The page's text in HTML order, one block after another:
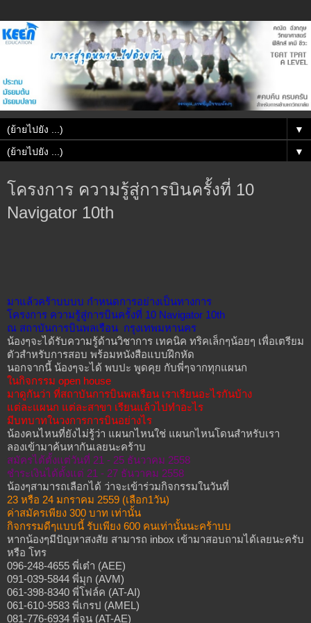
▼
▼
โครงการ ความรู้สู่การบินครั้งที่ 10
Navigator 10th
มาแล้วคร้าบบบบ กำหนดการอย่างเป็นทางการ
โครงการ ความรู้สู่การบินครั้งที่ 10 Navigator 10th
ณ สถาบันการบินพลเรือน กรุงเทพมหานคร
น้องๆจะได้รับความรู้ด้านวิชาการ เทคนิค ทริคเล็กๆน้อยๆ เพื่อเตรียม
ตัวสำหรับการสอบ พร้อมหนังสือแบบฝึกหัด
นอกจากนี้ น้องๆจะได้ พบปะ พูดคุย กับพี่ๆจากทุกแผนก
ในกิจกรรม open house
มาดูกันว่า ที่สถาบันการบินพลเรือน เราเรียนอะไรกันบ้าง
แต่ละแผนก แต่ละสาขา เรียนแล้วไปทำอะไร
มีบทบาทในวงการการบินอย่างไร
น้องคนไหนที่ยังไม่รู้ว่า แผนกไหนใช่ แผนกไหนโดนสำหรับเรา
ลองเข้ามาค้นหากันเลยนะคร้าบ
สมัครได้ตั้งแต่วันที่ 21 - 25 ธันวาคม 2558
ชำระเงินได้ตั้งแต่ 21 - 27 ธันวาคม 2558
น้องๆสามารถเลือกได้ ว่าจะเข้าร่วมกิจกรรมในวันที่
23 หรือ 24 มกราคม 2559 (เลือก1วัน)
ค่าสมัครเพียง 300 บาท เท่านั้น
กิจกรรมดีๆแบบนี้ รับเพียง 600 คนเท่านั้นนะคร้าบบ
หากน้องๆมีปัญหาสงสัย สามารถ inbox เข้ามาสอบถามได้เลยนะครับ
หรือ โทร
096-248-4655 พี่เต๋า (AEE)
091-039-5844 พี่มุก (AVM)
061-398-8340 พี่โฟล์ค (AT-AI)
061-610-9583 พี่เกรป (AMEL)
081-776-6934 พี่จูน (AT-AE)